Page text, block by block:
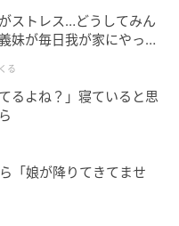
に、藤森さんは
って貯金してきたん
。これにはMC陣も、
！」と反応し、スタ
。
ストレス…どうしてみん
妹が毎日我が家にやって
る
るよね？」寝ていると思
「娘が降りてきてませ